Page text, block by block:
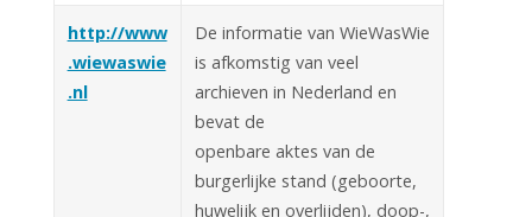
http://www
.wiewaswie
.nl
De informatie van WieWasWie
is afkomstig van veel
archieven in Nederland en
bevat de
openbare aktes van de
burgerlijke stand (geboorte,
huwelijk en overlijden), doop-,